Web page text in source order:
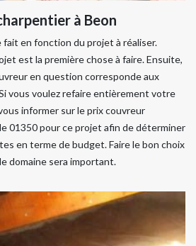
à Beon
fait en fonction du projet à réaliser.
est la première chose à faire. Ensuite,
en question corresponde aux
vous voulez refaire entièrement votre
informer sur le prix couvreur
01350 pour ce projet afin de déterminer
en terme de budget. Faire le bon choix
domaine sera important.